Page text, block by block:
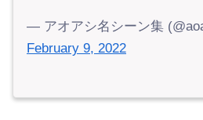
— アオアシ名シーン集
February 9, 2022